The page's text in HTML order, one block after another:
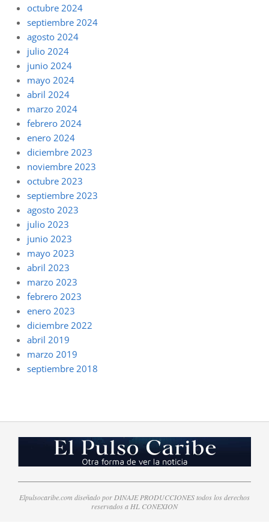
octubre 2024
septiembre 2024
agosto 2024
julio 2024
junio 2024
mayo 2024
abril 2024
marzo 2024
febrero 2024
enero 2024
diciembre 2023
noviembre 2023
octubre 2023
septiembre 2023
agosto 2023
julio 2023
junio 2023
mayo 2023
abril 2023
marzo 2023
febrero 2023
enero 2023
diciembre 2022
abril 2019
marzo 2019
septiembre 2018
Elpulsocaribe.com diseñado por DINAJE PRODUCCIONES todos los derechos
reservados a HL CONEXION